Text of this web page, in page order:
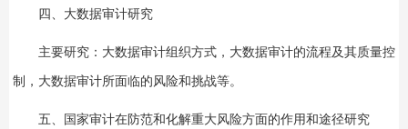
四、大数据审计研究
主要研究：大数据审计组织方式，大数据审计的流程及其质量控
制，大数据审计所面临的风险和挑战等。
五、国家审计在防范和化解重大风险方面的作用和途径研究